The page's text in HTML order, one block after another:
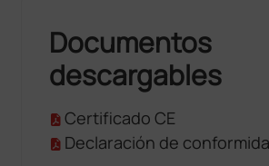
Documentos
descargables
Certificado CE
Declaración de